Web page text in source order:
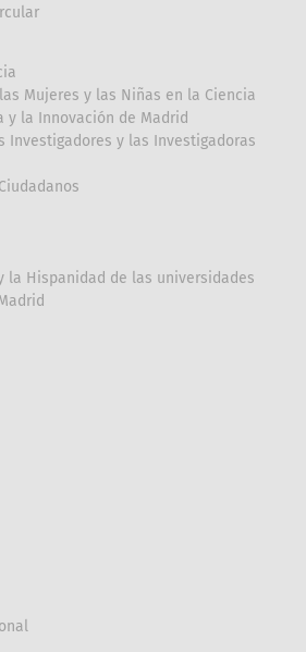
Mujeres y las Niñas en la Ciencia
y la Innovación de Madrid
Investigadores y las Investigadoras
la Hispanidad de las universidades